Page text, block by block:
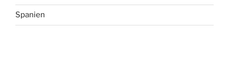
Spanien